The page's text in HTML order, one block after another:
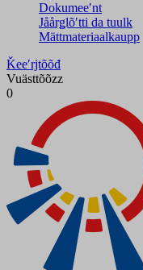
Dokumeeʹnt
Jåårǥlõʹtti da tuulk
Mättmateriaalkaupp
Ǩeeʹrjtõõđ
Vuästtõõzz
0